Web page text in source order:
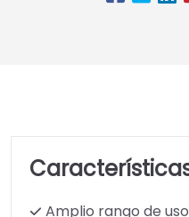
Amplio rango de